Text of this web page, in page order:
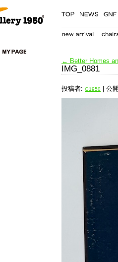
← Better Homes
IMG_0881
投稿者: G1950 公